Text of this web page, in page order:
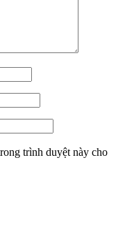
trình duyệt này cho